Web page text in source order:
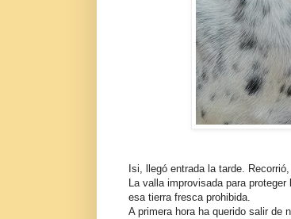
Isi, llegó entrada la tarde.
La valla improvisada para
esa tierra fresca prohibida.
A primera hora ha querido salir de